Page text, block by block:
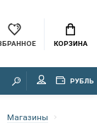
КОРЗИНА
РУБЛЬ
Магазины